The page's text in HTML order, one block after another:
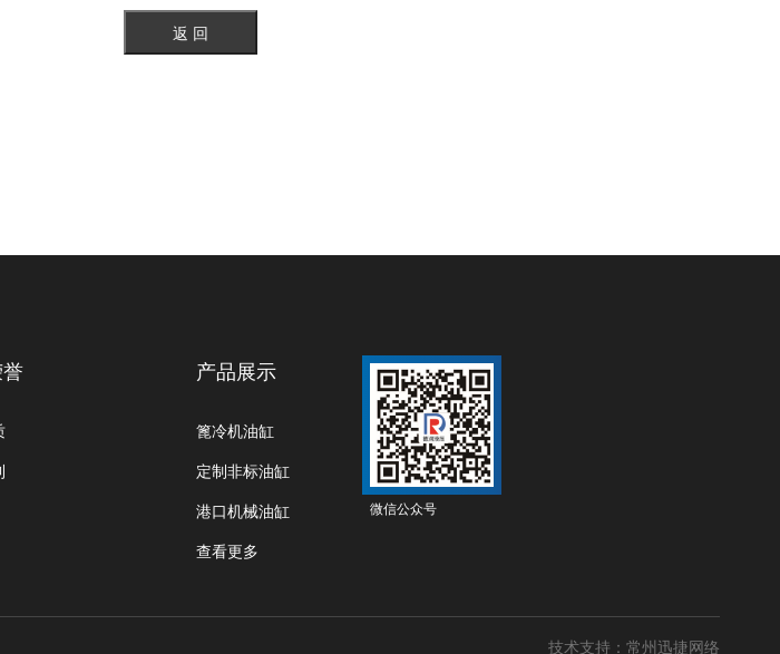
产品展示
篦冷机油缸
定制非标油缸
港口机械油缸
查看更多
微信公众号
技术支持：常州迅捷网络